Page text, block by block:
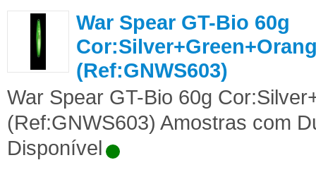
War Spear GT-Bio 60g
(Ref:GNWS603)
War Spear GT-Bio 60g
(Ref:GNWS603) Amostras com
Disponível